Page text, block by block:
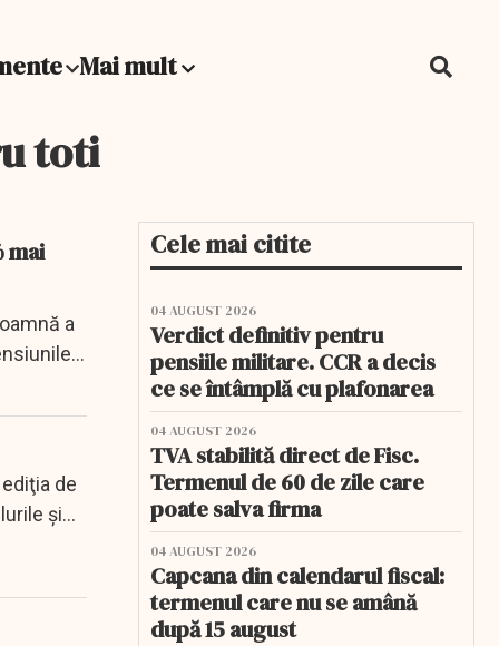
Mai mult
toti
mai
a
de
şi
Cele mai citite
04 AUGUST 2026
Verdict definitiv pentru
pensiile militare. CCR a decis
ce se întâmplă cu plafonarea
04 AUGUST 2026
TVA stabilită direct de Fisc.
Termenul de 60 de zile care
poate salva firma
04 AUGUST 2026
Capcana din calendarul fiscal:
termenul care nu se amână
după 15 august